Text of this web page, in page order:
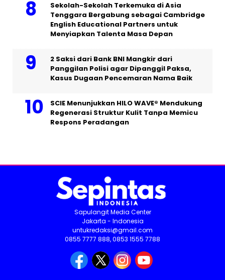
Sekolah-Sekolah Terkemuka di Asia
Tenggara Bergabung sebagai Cambridge
English Educational Partners untuk
Menyiapkan Talenta Masa Depan
2 Saksi dari Bank BNI Mangkir dari
Panggilan Polisi agar Dipanggil Paksa,
Kasus Dugaan Pencemaran Nama Baik
SCIE Menunjukkan HILO WAVE® Mendukung
Regenerasi Struktur Kulit Tanpa Memicu
Respons Peradangan
Sapulangit Media Center
Jakarta - Indonesia
untukredaksi@gmail.com
0855 7777 888, 0853 1555 7788